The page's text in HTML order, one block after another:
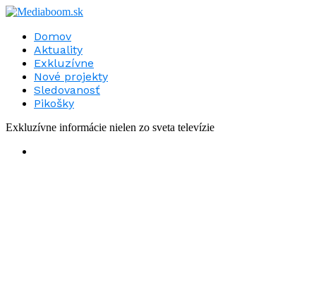
Domov
Aktuality
Exkluzívne
Nové projekty
Sledovanosť
Pikošky
Exkluzívne informácie nielen zo sveta televízie